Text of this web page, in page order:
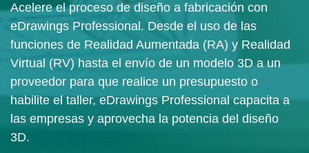
Acelere el proceso de diseño a fabricación con
eDrawings Professional. Desde el uso de las
funciones de Realidad Aumentada (RA) y Realidad
Virtual (RV) hasta el envío de un modelo 3D a un
proveedor para que realice un presupuesto o
habilite el taller, eDrawings Professional capacita a
las empresas y aprovecha la potencia del diseño
3D.